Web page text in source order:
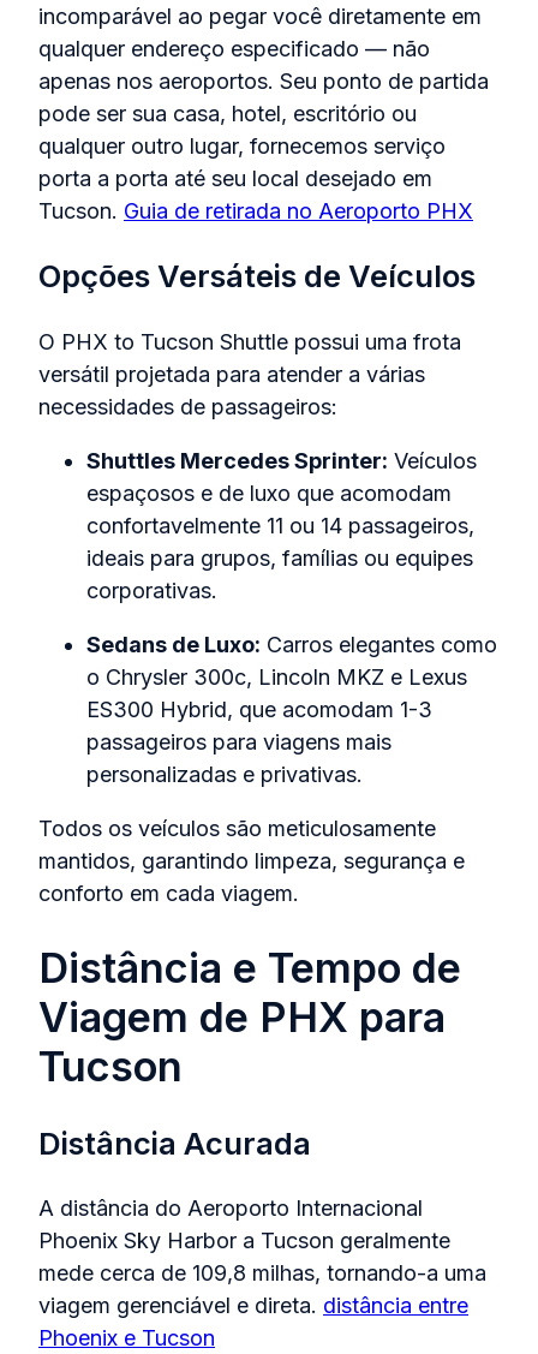
incomparável ao pegar você diretamente em
qualquer endereço especificado — não
apenas nos aeroportos. Seu ponto de partida
pode ser sua casa, hotel, escritório ou
qualquer outro lugar, fornecemos serviço
porta a porta até seu local desejado em
Tucson. Guia de retirada no Aeroporto PHX
Opções Versáteis de Veículos
O PHX to Tucson Shuttle possui uma frota
versátil projetada para atender a várias
necessidades de passageiros:
Shuttles Mercedes Sprinter: Veículos
espaçosos e de luxo que acomodam
confortavelmente 11 ou 14 passageiros,
ideais para grupos, famílias ou equipes
corporativas.
Sedans de Luxo: Carros elegantes como
o Chrysler 300c, Lincoln MKZ e Lexus
ES300 Hybrid, que acomodam 1-3
passageiros para viagens mais
personalizadas e privativas.
Todos os veículos são meticulosamente
mantidos, garantindo limpeza, segurança e
conforto em cada viagem.
Distância e Tempo de
Viagem de PHX para
Tucson
Distância Acurada
A distância do Aeroporto Internacional
Phoenix Sky Harbor a Tucson geralmente
mede cerca de 109,8 milhas, tornando-a uma
viagem gerenciável e direta. distância entre
Phoenix e Tucson